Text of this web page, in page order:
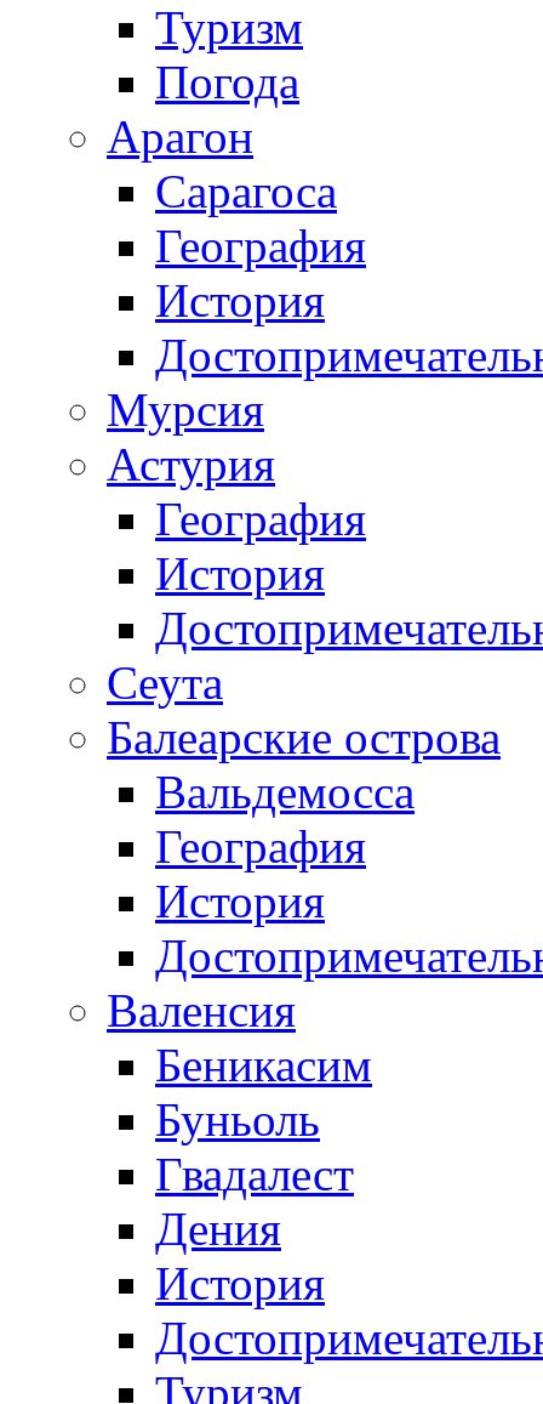
Туризм
Погода
Арагон
Сарагоса
География
История
Мурсия
Астурия
География
История
Сеута
Балеарские острова
Вальдемосса
География
История
Валенсия
Беникасим
Буньоль
Гвадалест
Дения
История
Туризм